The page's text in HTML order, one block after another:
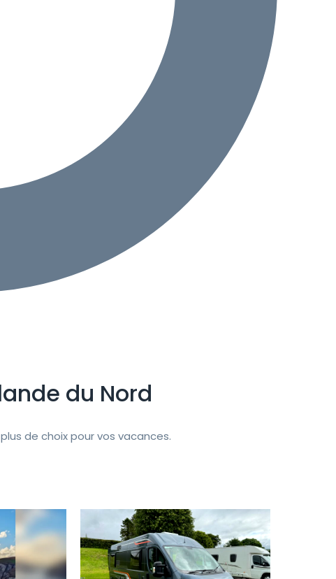
du Nord
de choix pour vos vacances.